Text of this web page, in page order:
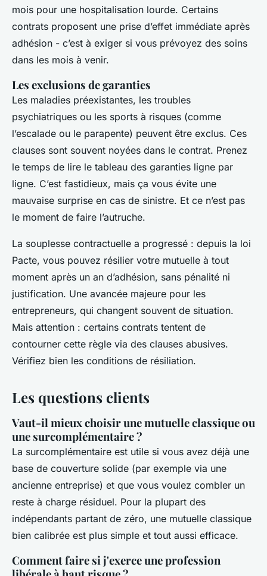
mois pour une hospitalisation lourde. Certains
contrats proposent une prise d’effet immédiate après
adhésion - c’est à exiger si vous prévoyez des soins
dans les mois à venir.
Les exclusions de garanties
Les maladies préexistantes, les troubles
psychiatriques ou les sports à risques (comme
l’escalade ou le parapente) peuvent être exclus. Ces
clauses sont souvent noyées dans le contrat. Prenez
le temps de lire le tableau des garanties ligne par
ligne. C’est fastidieux, mais ça vous évite une
mauvaise surprise en cas de sinistre. Et ce n’est pas
le moment de faire l’autruche.
La souplesse contractuelle a progressé : depuis la loi
Pacte, vous pouvez résilier votre mutuelle à tout
moment après un an d’adhésion, sans pénalité ni
justification. Une avancée majeure pour les
entrepreneurs, qui changent souvent de situation.
Mais attention : certains contrats tentent de
contourner cette règle via des clauses abusives.
Vérifiez bien les conditions de résiliation.
Les questions clients
Vaut-il mieux choisir une mutuelle classique ou
une surcomplémentaire ?
La surcomplémentaire est utile si vous avez déjà une
base de couverture solide (par exemple via une
ancienne entreprise) et que vous voulez combler un
reste à charge résiduel. Pour la plupart des
indépendants partant de zéro, une mutuelle classique
bien calibrée est plus simple et tout aussi efficace.
Comment faire si j'exerce une profession